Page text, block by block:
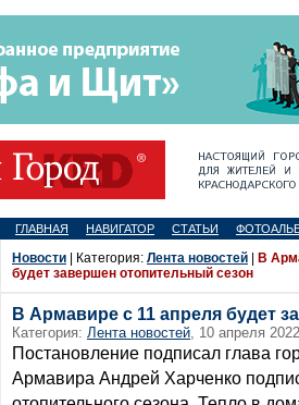
ГЛАВНАЯ НАВИГАТОР СТАТЬИ
Новости | Категория: Лента новостей
В
будет завершен отопительный сезон
В Армавире с 11 апреля будет
Категория: Лента новостей, 10 апреля
Постановление подписал глава
Армавира Андрей Харченко